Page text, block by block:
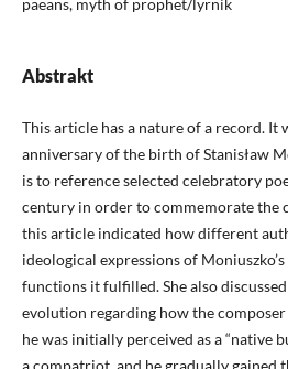
Abstrakt
This article has a nature of a record. It
anniversary of the birth of Stanisław
is to reference selected celebratory
century in order to commemorate the
this article indicated how different
ideological expressions of
functions it fulfilled. She also
evolution regarding how the
he was initially perceived as a “native
a compatriot, and he gradually gained